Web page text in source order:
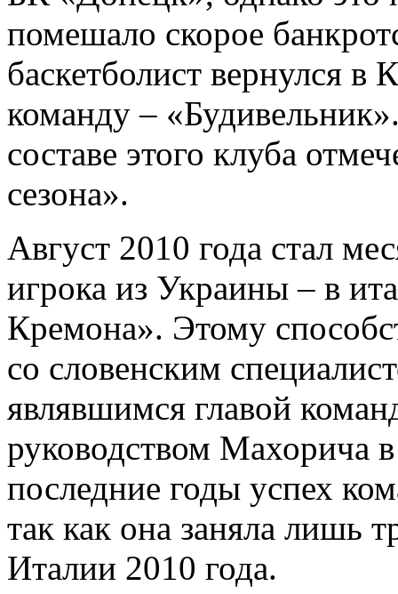
помешало скорое
баскетболист вернулся
команду –
составе этого клуба
сезона».
Август 2010 года стал
игрока из Украины – в
Кремона». Этому
со словенским
являвшимся главой
руководством Махорича
последние годы успех
так как она заняла лишь
Италии 2010 года.